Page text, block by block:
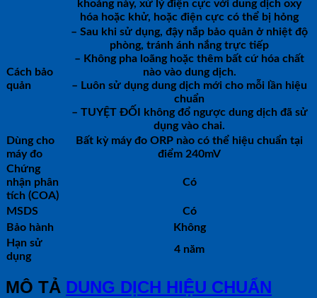
khoảng này, xử lý điện cực với dung dịch oxy
hóa hoặc khử, hoặc điện cực có thể bị hỏng
Cách bảo
quản
– Sau khi sử dụng, đậy nắp bảo quản ở nhiệt độ
phòng, tránh ánh nắng trực tiếp
– Không pha loãng hoặc thêm bất cứ hóa chất
nào vào dung dịch.
– Luôn sử dụng dung dịch mới cho mỗi lần hiệu
chuẩn
– TUYỆT ĐỐI không đổ ngược dung dịch đã sử
dụng vào chai.
Dùng cho
máy đo
Bất kỳ máy đo ORP nào có thể hiệu chuẩn tại
điểm 240mV
Chứng
nhận phân
tích (COA)
Có
MSDS
Có
Bảo hành
Không
Hạn sử
dụng
4 năm
MÔ TẢ DUNG DỊCH HIỆU CHUẨN